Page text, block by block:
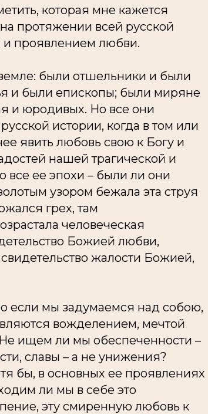
которая мне кажется
протяжении всей русской
и проявлением любви.
были отшельники и были
и были епископы; были миряне
и юродивых. Но все они
истории, когда в том или
явить любовь свою к Богу и
нашей трагической и
все ее эпохи – были ли они
узором бежала эта струя
грех, там
человеческая
Божией любви,
жалости Божией,
если мы задумаемся над собою,
вожделением, мечтой
ищем ли мы обеспеченности –
славы – а не унижения?
бы, в основных ее проявлениях
ли мы в себе это
эту смиренную любовь к